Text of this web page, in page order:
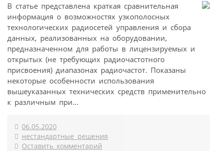
В статье представлена краткая сравнительная
информация о возможностях узко­полосных
технологических радиосетей управления и сбора
данных, реализованных на оборудовании,
предназначенном для работы в лицензируемых и
открытых (не требующих радиочастотного
присвоения) диапазонах радиочастот. Показаны
некоторые особенности использования
вышеуказанных технических средств применительно
к различным при...
06.05.2020
нестандартные решения
Оставить комментарий